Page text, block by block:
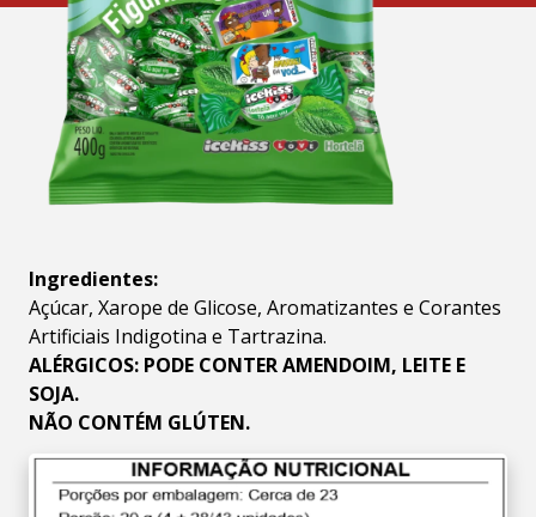
Ingredientes:
Açúcar, Xarope de Glicose, Aromatizantes e Corantes
Artificiais Indigotina e Tartrazina.
ALÉRGICOS: PODE CONTER AMENDOIM, LEITE E
SOJA.
NÃO CONTÉM GLÚTEN.